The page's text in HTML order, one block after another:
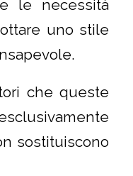
le necessità
uno stile
che queste
sostituiscono